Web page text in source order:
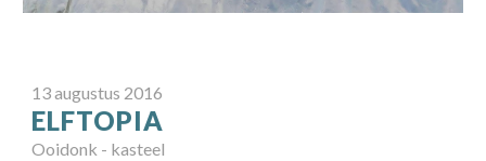
13augustus 2016
ELFTOPIA
Ooidonk - kasteel